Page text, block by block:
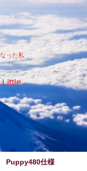
った私
Puppy480仕様